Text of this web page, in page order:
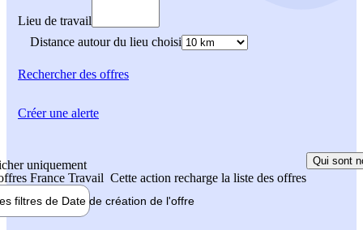
Lieu de travail
Distance autour du lieu choisi
Rechercherdes offres
uniquement
France Travail Cette action recharge la liste des offres
Qui sont
filtres de Date de création de l'offre
Créer une alerte